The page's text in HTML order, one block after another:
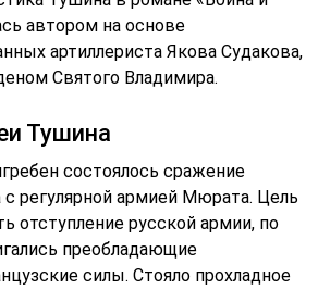
автором на основе
артиллериста Якова Судакова,
Святого Владимира.
Тушина
состоялось сражение
с регулярной армией Мюрата. Цель
отступление русской армии, по
преобладающие
силы. Стояло прохладное